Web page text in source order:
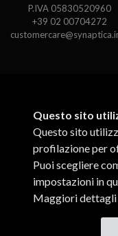
P.IVA 05830520960
+39 02 00704272
Questo sito
Questo sito
profilazione per
Puoi scegliere
impostazioni in
Maggiori dettagli